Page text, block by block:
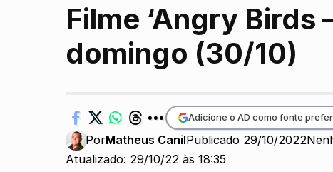
Filme ‘Angry Birds
domingo (30/10)
Atualizado: 29/10/22 às 18:35
PorMatheus CanilPublicado 29/10/2022
Adicione o AD como fonte